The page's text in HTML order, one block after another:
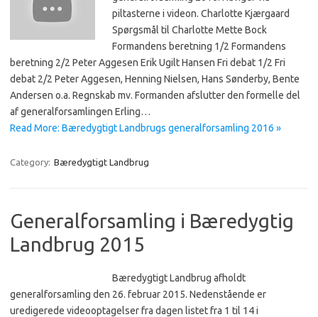
piltasterne i videon. Charlotte Kjærgaard
Spørgsmål til Charlotte Mette Bock
Formandens beretning 1/2 Formandens
beretning 2/2 Peter Aggesen Erik Ugilt Hansen Fri debat 1/2 Fri
debat 2/2 Peter Aggesen, Henning Nielsen, Hans Sønderby, Bente
Andersen o.a. Regnskab mv. Formanden afslutter den formelle del
af generalforsamlingen Erling…
Read More: Bæredygtigt Landbrugs generalforsamling 2016 »
Category: Bæredygtigt Landbrug
Generalforsamling i Bæredygtig
Landbrug 2015
Bæredygtigt Landbrug afholdt
generalforsamling den 26. februar 2015. Nedenstående er
uredigerede videooptagelser fra dagen listet fra 1 til 14 i